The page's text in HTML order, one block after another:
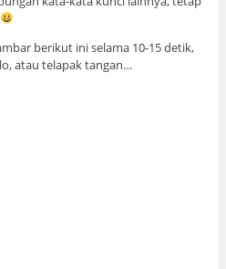
berikut ini selama 10-15 detik,
atau telapak tangan…